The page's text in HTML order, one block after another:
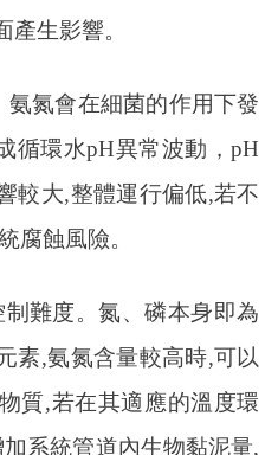
生影響。
氨氮會在細菌的作用下發
循環水pH異常波動，pH
較大,整體運行偏低,若不
腐蝕風險。
難度。氮、磷本身即為
素,氨氮含量較高時,可以
質,若在其適應的溫度環
系統管道內生物黏泥量,